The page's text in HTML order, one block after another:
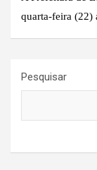
quarta-feira (22)
Pesquisar